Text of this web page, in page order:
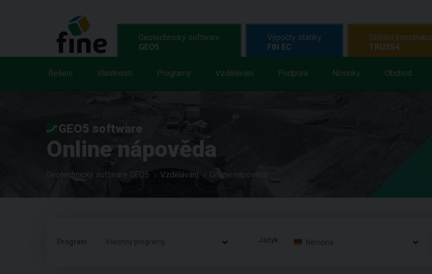
Geotechnický software
GEO5
Řešení Vlastnosti Programy Vzdělávání Podpora Novinky Obchod
Výpočty statiky
FIN EC
Střešní
TRUSS4
GEO5 software
Online nápověda
Geotechnický software GEO5 Vzdělávání Online nápověda
Program: Všechny programy Jazyk: Němčina